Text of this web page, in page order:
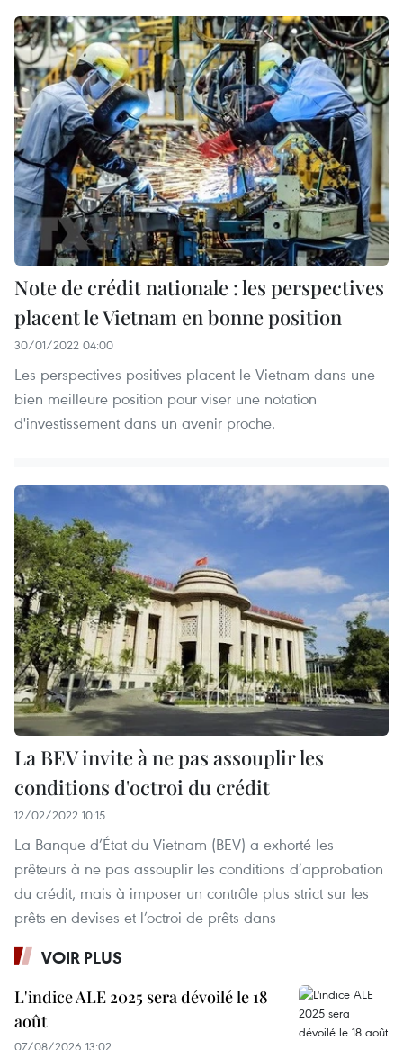
Note de crédit nationale : les perspectives
placent le Vietnam en bonne position
30/01/2022 04:00
Les perspectives positives placent le Vietnam dans une
bien meilleure position pour viser une notation
d'investissement dans un avenir proche.
La BEV invite à ne pas assouplir les
conditions d'octroi du crédit
12/02/2022 10:15
La Banque d’État du Vietnam (BEV) a exhorté les
prêteurs à ne pas assouplir les conditions d’approbation
du crédit, mais à imposer un contrôle plus strict sur les
prêts en devises et l’octroi de prêts dans
VOIR PLUS
L'indice ALE 2025 sera dévoilé le 18
août
07/08/2026 13:02